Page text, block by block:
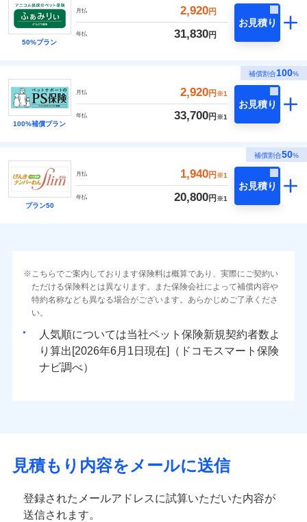
50%プラン
月払 2,920円
年払 31,830円
お見積り
補償割合100%
100%補償プラン
月払 2,920円 ※1
年払 33,700円 ※1
お見積り
補償割合50%
プラン50
月払 1,940円 ※1
年払 20,800円 ※1
お見積り
こちらでご案内しております保険料は概算であり、実際にご契約い
ただける保険料とは異なります。また保険会社によって補償内容や
特約名称なども異なる場合がございます。あらかじめご了承くださ
い。
人気順については当社
新規契約者数よ
り算出[
年 月
日現在]（ドコモスマート保険
ナビ調べ）
見積もり内容をメールに送信
登録されたメールアドレスに試算いただいた内容が
送信されます。